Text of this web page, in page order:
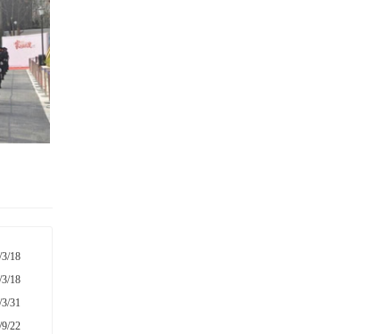
18
18
31
22